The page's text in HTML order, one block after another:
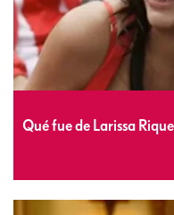
Qué fue de Larissa